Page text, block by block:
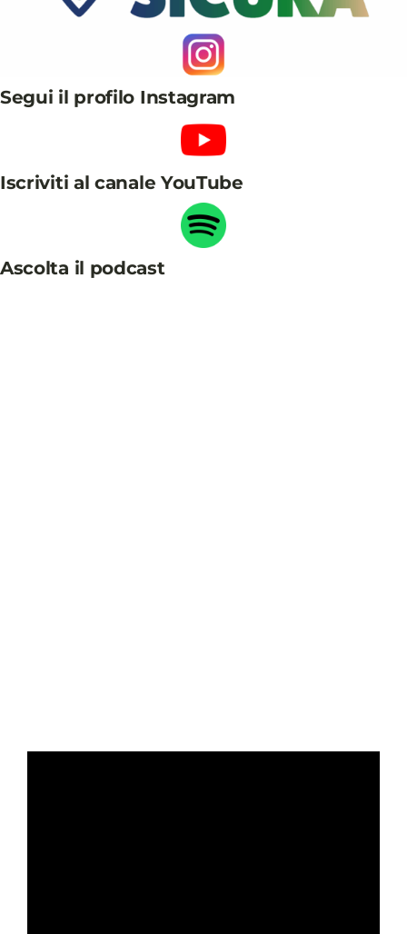
Segui il profilo Instagram
Iscriviti al canale YouTube
Ascolta il podcast